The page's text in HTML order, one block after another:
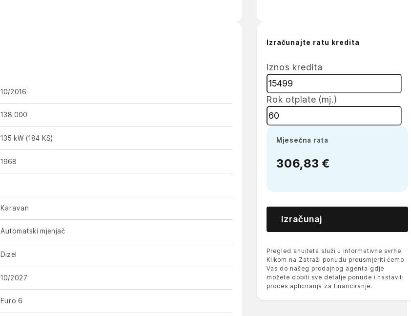
10/2016
138.000
135 kW (184 KS)
1968
Karavan
Automatski mjenjač
Dizel
10/2027
Euro 6
Izračunajte ratu kredita
Iznos kredita
Rok otplate (mj.)
Mjesečna rata
306,83 €
Izračunaj
Pregled anuiteta služi u informativne svrhe.
Klikom na Zatraži ponudu preusmjeriti ćemo
Vas do našeg prodajnog agenta gdje
možete dobiti sve detalje ponude i nastaviti
proces apliciranja za financiranje.